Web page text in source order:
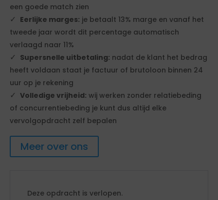
een goede match zien
Eerlijke marges: je betaalt 13% marge en vanaf het
tweede jaar wordt dit percentage automatisch
verlaagd naar 11%
Supersnelle uitbetaling: nadat de klant het bedrag
heeft voldaan staat je factuur of brutoloon binnen 24
uur op je rekening
Volledige vrijheid: wij werken zonder relatiebeding
of concurrentiebeding je kunt dus altijd elke
vervolgopdracht zelf bepalen
Meer over ons
Deze opdracht is verlopen.